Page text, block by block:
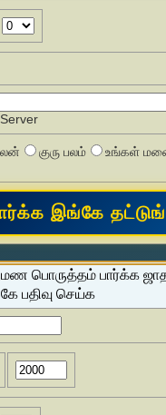
குரு பலம் உங்கள்
பொருத்தம் பார்க்க
பதிவு செய்க